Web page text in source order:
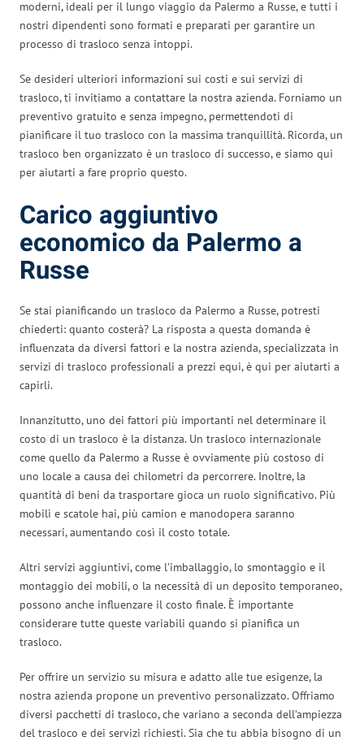
moderni, ideali per il lungo viaggio da Palermo a Russe, e tutti i
nostri dipendenti sono formati e preparati per garantire un
processo di trasloco senza intoppi.
Se desideri ulteriori informazioni sui costi e sui servizi di
trasloco, ti invitiamo a contattare la nostra azienda. Forniamo un
preventivo gratuito e senza impegno, permettendoti di
pianificare il tuo trasloco con la massima tranquillità. Ricorda, un
trasloco ben organizzato è un trasloco di successo, e siamo qui
per aiutarti a fare proprio questo.
Carico aggiuntivo
economico da Palermo a
Russe
Se stai pianificando un trasloco da Palermo a Russe, potresti
chiederti: quanto costerà? La risposta a questa domanda è
influenzata da diversi fattori e la nostra azienda, specializzata in
servizi di trasloco professionali a prezzi equi, è qui per aiutarti a
capirli.
Innanzitutto, uno dei fattori più importanti nel determinare il
costo di un trasloco è la distanza. Un trasloco internazionale
come quello da Palermo a Russe è ovviamente più costoso di
uno locale a causa dei chilometri da percorrere. Inoltre, la
quantità di beni da trasportare gioca un ruolo significativo. Più
mobili e scatole hai, più camion e manodopera saranno
necessari, aumentando così il costo totale.
Altri servizi aggiuntivi, come l’imballaggio, lo smontaggio e il
montaggio dei mobili, o la necessità di un deposito temporaneo,
possono anche influenzare il costo finale. È importante
considerare tutte queste variabili quando si pianifica un
trasloco.
Per offrire un servizio su misura e adatto alle tue esigenze, la
nostra azienda propone un preventivo personalizzato. Offriamo
diversi pacchetti di trasloco, che variano a seconda dell’ampiezza
del trasloco e dei servizi richiesti. Sia che tu abbia bisogno di un